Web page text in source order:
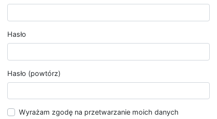
Hasło
Hasło (powtórz)
Wyrażam zgodę na przetwarzanie moich danych